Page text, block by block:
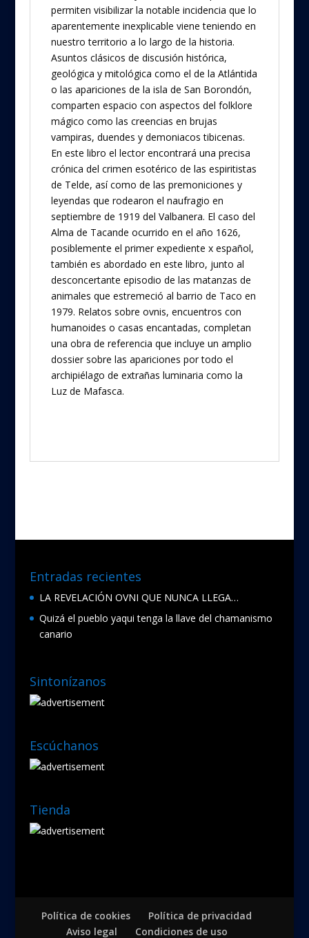
permiten visibilizar la notable incidencia que lo
aparentemente inexplicable viene teniendo en
nuestro territorio a lo largo de la historia.
Asuntos clásicos de discusión histórica,
geológica y mitológica como el de la Atlántida
o las apariciones de la isla de San Borondón,
comparten espacio con aspectos del folklore
mágico como las creencias en brujas
vampiras, duendes y demoniacos tibicenas.
En este libro el lector encontrará una precisa
crónica del crimen esotérico de las espiritistas
de Telde, así como de las premoniciones y
leyendas que rodearon el naufragio en
septiembre de 1919 del Valbanera. El caso del
Alma de Tacande ocurrido en el año 1626,
posiblemente el primer expediente x español,
también es abordado en este libro, junto al
desconcertante episodio de las matanzas de
animales que estremeció al barrio de Taco en
1979. Relatos sobre ovnis, encuentros con
humanoides o casas encantadas, completan
una obra de referencia que incluye un amplio
dossier sobre las apariciones por todo el
archipiélago de extrañas luminaria como la
Luz de Mafasca.
Entradas recientes
LA REVELACIÓN OVNI QUE NUNCA LLEGA…
Quizá el pueblo yaqui tenga la llave del chamanismo
canario
Sintonízanos
Escúchanos
Tienda
Política de cookies
Política de privacidad
Aviso legal
Condiciones de uso